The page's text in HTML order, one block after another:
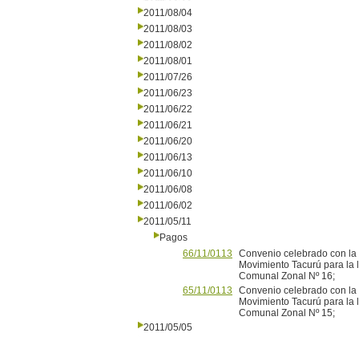
2011/08/04
2011/08/03
2011/08/02
2011/08/01
2011/07/26
2011/06/23
2011/06/22
2011/06/21
2011/06/20
2011/06/13
2011/06/10
2011/06/08
2011/06/02
2011/05/11
Pagos
66/11/0113
Convenio celebrado con
Movimiento Tacurú para
Comunal Zonal Nº 16;
65/11/0113
Convenio celebrado con
Movimiento Tacurú para
Comunal Zonal Nº 15;
2011/05/05